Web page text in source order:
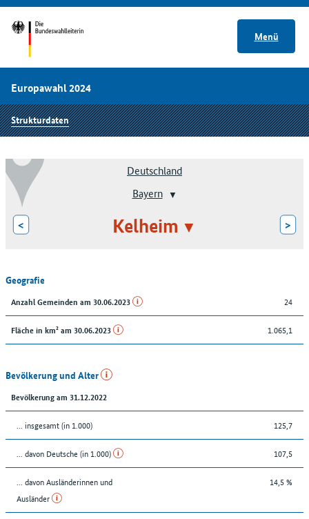
Menü
Europawahl 2024
Strukturdaten
Deutschland
Bayern
< Kelheim >
Geografie
Anzahl Gemeinden am 30.06.2023 24
Fläche in km² am 30.06.2023 1.065,1
Bevölkerung und Alter
Bevölkerung am 31.12.2022
... insgesamt (in 1.000) 125,7
... davon Deutsche (in 1.000) 107,5
... davon Ausländerinnen und
Ausländer
14,5 %